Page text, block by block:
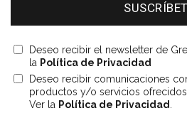
Deseo recibir el newsletter de
la Política de Privacidad
Deseo recibir comunicaciones
productos y/o servicios ofrecidos
Ver la Política de Privacidad